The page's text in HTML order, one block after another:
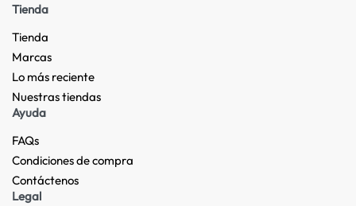
Tienda
Tienda
Marcas
Lo más reciente​
Nuestras tiendas​
Ayuda
FAQs
Condiciones de compra
Contáctenos
Legal